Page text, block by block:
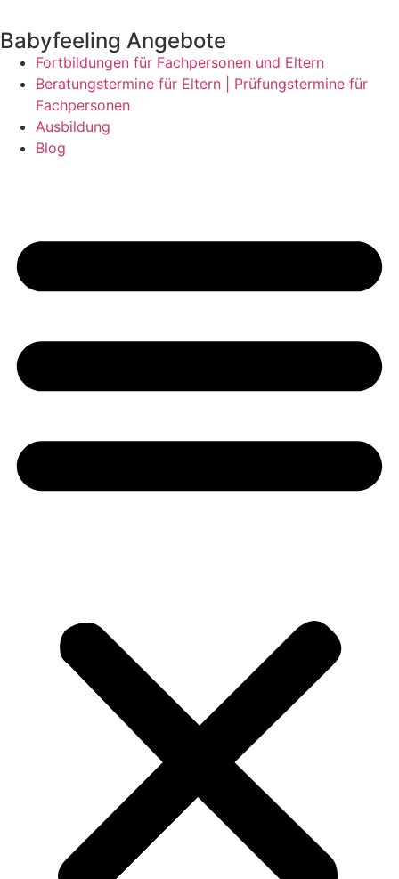
Babyfeeling Angebote
Fortbildungen für Fachpersonen und Eltern
Beratungstermine für Eltern | Prüfungstermine für
Fachpersonen
Ausbildung
Blog